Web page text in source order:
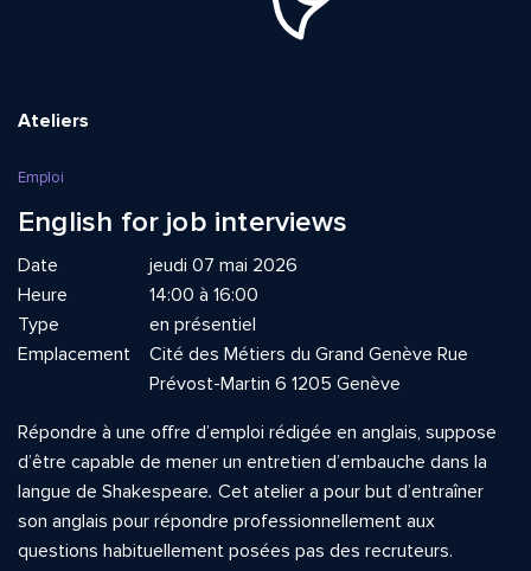
Ateliers
Emploi
English for job interviews
Date
jeudi 07 mai 2026
Heure
14:00 à 16:00
Type
en présentiel
Emplacement
Cité des Métiers du Grand Genève Rue
Prévost-Martin 6 1205 Genève
Répondre à une offre d’emploi rédigée en anglais, suppose
d’être capable de mener un entretien d’embauche dans la
langue de Shakespeare. Cet atelier a pour but d’entraîner
son anglais pour répondre professionnellement aux
questions habituellement posées pas des recruteurs.